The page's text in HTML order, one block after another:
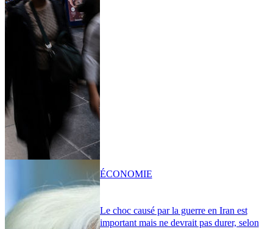
Le choc causé par la guerre en Iran est
important mais ne devrait pas durer, selon
ÉCONOMIE